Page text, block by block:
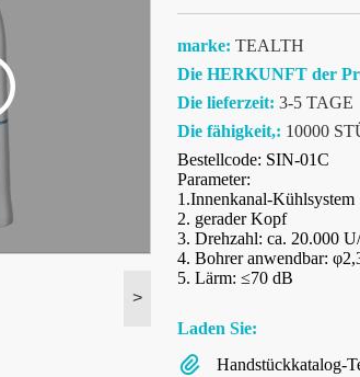
>
marke: TEALTH
Die HERKUNFT der
Die lieferzeit: 3-5 TAGE
Die fähigkeit,: 10000
Bestellcode: SIN-01C
Parameter:
1.Innenkanal-Kühlsystem
2. gerader Kopf
3. Drehzahl: ca. 20.000
4. Bohrer anwendbar:
5. Lärm: ≤70 dB
Laden Sie:
Handstückkatalog-